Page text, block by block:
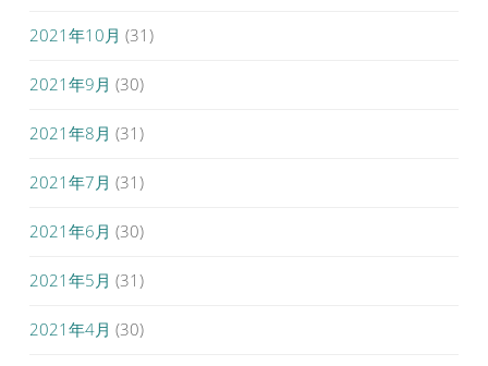
2021年10月 (31)
2021年9月 (30)
2021年8月 (31)
2021年7月 (31)
2021年6月 (30)
2021年5月 (31)
2021年4月 (30)